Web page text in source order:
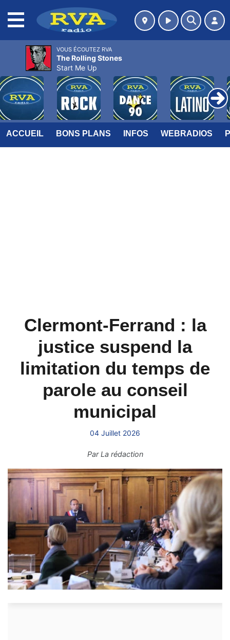
ACCUEIL BONS PLANS INFOS WEBRADIOS
Clermont-Ferrand : la
justice suspend la
limitation du temps de
parole au conseil
municipal
04 Juillet 2026
ParLa rédaction
VOUS ÉCOUTEZ RVA
The Rolling Stones
Start Me Up